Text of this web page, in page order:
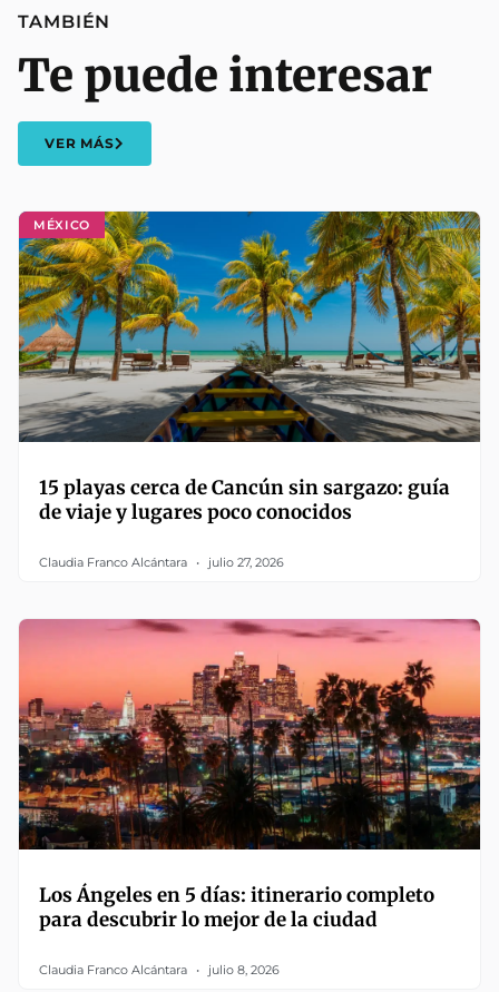
MÉXICO
15 playas cerca de Cancún sin sargazo: guía
de viaje y lugares poco conocidos
Claudia Franco Alcántara julio 27, 2026
Los Ángeles en 5 días: itinerario completo
para descubrir lo mejor de la ciudad
Claudia Franco Alcántara julio 8, 2026
TAMBIÉN
Te puede interesar
VER MÁS